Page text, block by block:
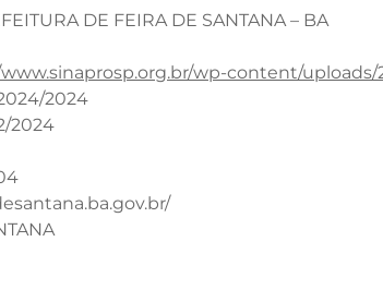
DE FEIRA DE SANTANA – BA
wp-content/uploads/
2024
2024